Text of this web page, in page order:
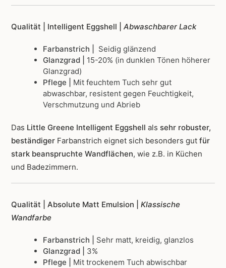
Qualität | Intelligent Eggshell | Abwaschbarer Lack
Farbanstrich | Seidig glänzend
Glanzgrad |
15-20% (in dunklen Tönen höherer
Glanzgrad)
Pflege |
Mit feuchtem Tuch sehr gut
abwaschbar, resistent gegen Feuchtigkeit,
Verschmutzung und Abrieb
Das Little Greene Intelligent Eggshell als sehr robuster,
beständiger Farbanstrich eignet sich besonders gut für
stark beanspruchte Wandflächen, wie z.B. in Küchen
und Badezimmern.
Qualität | Absolute Matt Emulsion | Klassische
Wandfarbe
Farbanstrich | Sehr matt, kreidig, glanzlos
Glanzgrad | 3%
Pflege | Mit trockenem Tuch abwischbar